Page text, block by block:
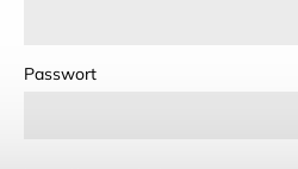
Passwort